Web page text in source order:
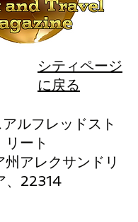
シティページ
に戻る
ルフレッドスト
リート
アレクサンドリ
、22314